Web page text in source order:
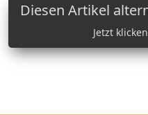
Diesen Artikel
Jetzt